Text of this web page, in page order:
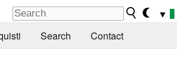
▼
Search Contact